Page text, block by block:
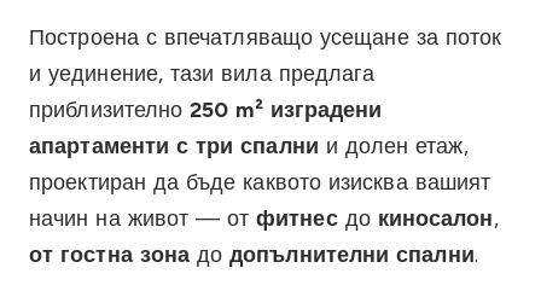
Построена с впечатляващо усещане за поток
и уединение, тази вила предлага
приблизително250 m² изградени
апартаменти с три спални и долен етаж,
проектиран да бъде каквото изисква вашият
начин на живот — от фитнесдо киносалон,
от гостна зона до допълнителни спални.